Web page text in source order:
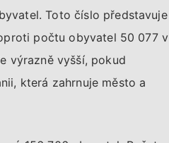
Toto číslo představuje
počtu obyvatel 50 077 v
výrazně vyšší, pokud
která zahrnuje město a